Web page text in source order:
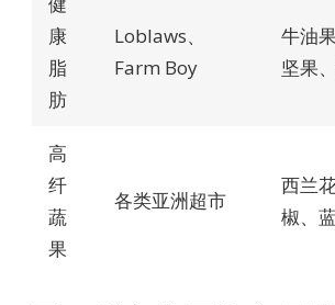
康
脂
肪
Loblaws、
Farm Boy
牛油
坚果
高
纤
蔬
果
各类亚洲超市
西兰
椒、